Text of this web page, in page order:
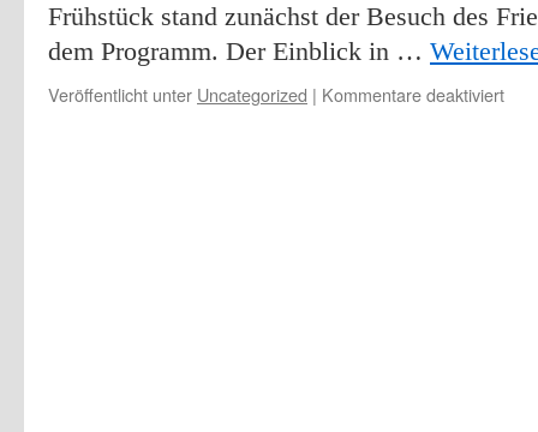
Frühstück stand zunächst der Besuch des
dem Programm. Der Einblick in …
Veröffentlicht unter Uncategorized | Kommentare deaktiviertfür